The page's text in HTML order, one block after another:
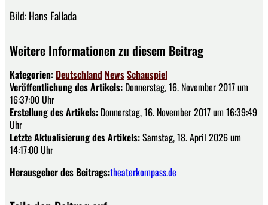
Bild: Hans Fallada
Weitere Informationen zu diesem Beitrag
Kategorien: Deutschland NewsSchauspiel
Veröffentlichung des Artikels: Donnerstag, 16. November 2017 um
16:37:00 Uhr
Erstellung des Artikels: Donnerstag, 16. November 2017 um 16:39:49
Uhr
Letzte Aktualisierung des Artikels:Samstag, 18. April 2026 um
14:17:00 Uhr
Herausgeber des Beitrags:theaterkompass.de